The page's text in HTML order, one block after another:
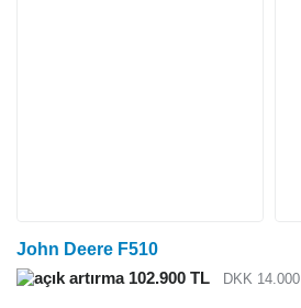
John Deere F510
102.900 TL
DKK 14.000